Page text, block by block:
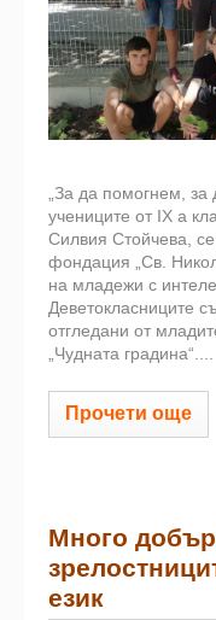
„За да помогнем, за
учениците от IX а
Силвия Стойчева,
фондация „Св.
на младежи с
Деветокласниците
отгледани от
„Чудната градина“....
Прочети още
Много
език